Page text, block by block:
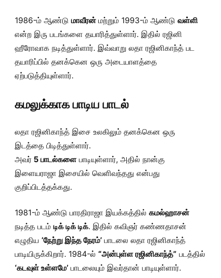
1986-ம் ஆண்டு மாவீரன் மற்றும் 1993-ம் ஆண்டு வள்ளி
என்ற இரு படங்களை தயாரித்துள்ளார். இதில் ரஜினி
ஹீரோவாக நடித்துள்ளார். இவ்வாறு லதா ரஜினிகாந்த் பட
தயாரிப்பில் தனக்கென ஒரு அடையாளத்தை
ஏற்படுத்தியுள்ளார்.
கமலுக்காக பாடிய பாடல்
லதா ரஜினிகாந்த் இசை உலகிலும் தனக்கென ஒரு
இடத்தை பிடித்துள்ளார்.
அவர் 5 பாடல்களை பாடியுள்ளார், அதில் நான்கு
இளையராஜா இசையில் வெளிவந்தது என்பது
குறிப்பிடத்தக்கது.
1981-ம் ஆண்டு பாரதிராஜா இயக்கத்தில் கமல்ஹாசன்
நடித்த படம் டிக் டிக் டிக். இதில் கவிஞர் கண்ணதாசன்
எழுதிய ‘நேற்று இந்த நேரம்’ பாடலை லதா ரஜினிகாந்த்
பாடியிருக்கிறார். 1984-ல் “அன்புள்ள ரஜினிகாந்த்” படத்தில்
‘கடவுள் உள்ளமே’ பாடலையும் இவர்தான் பாடியுள்ளார்.